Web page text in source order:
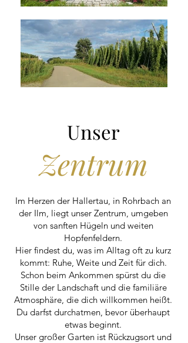
Unser
Zentrum
Im Herzen der Hallertau, in Rohrbach an
der Ilm, liegt unser Zentrum, umgeben
von sanften Hügeln und weiten
Hopfenfeldern.
Hier findest du, was im Alltag oft zu kurz
kommt: Ruhe, Weite und Zeit für dich.
Schon beim Ankommen spürst du die
Stille der Landschaft und die familiäre
Atmosphäre, die dich willkommen heißt.
Du darfst durchatmen, bevor überhaupt
etwas beginnt.
Unser großer Garten ist Rückzugsort und